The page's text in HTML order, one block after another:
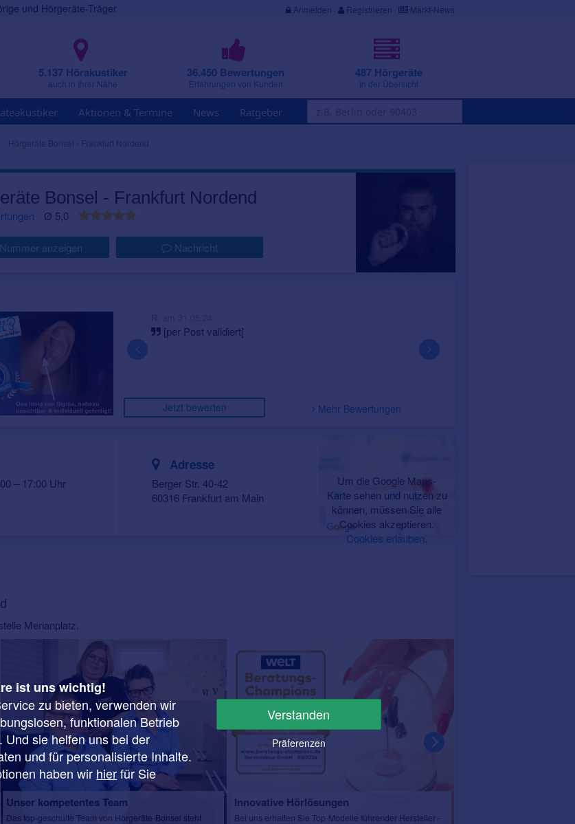
und Hörgeräte-Träger Anmelden · Registrieren Markt-News
5.137 Hörakustiker
auch in Ihrer Nähe
36.450 Bewertungen
Erfahrungen von Kunden
487 Hörgeräte
in der Übersicht
Aktionen & Termine News Ratgeber
Hörgeräte Bonsel - Frankfurt Nordend
Bonsel - Frankfurt Nordend
Ø 5,0
anzeigen Nachricht
[per Post validiert]
kundenwunsch-orientiert. Egal wie
dem richtigen Hörgerät dauert, es
Jetzt bewerten Mehr Bewertungen
– 17:00 Uhr
Adresse
Berger Str. 40-42
60316 Frankfurt am Main
Um die Google Maps-
Karte sehen und nutzen zu
können, müssen Sie alle
Cookies akzeptieren.
Cookies erlauben
Merianplatz.
Unser kompetentes Team
Das top-geschulte Team von Hörgeräte-Bonsel steht
Innovative Hörlösungen
Bei uns erhalten Sie Top-Modelle führender Hersteller -
ist uns wichtig!
zu bieten, verwenden wir
funktionalen Betrieb
Und sie helfen uns bei der
und für personalisierte Inhalte.
haben wir hierfür Sie
Verstanden
Präferenzen